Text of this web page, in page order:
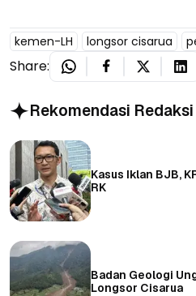
kemen-LH longsor cisarua
Share:
Rekomendasi Redaksi
Kasus Iklan BJB,
RK
Badan Geologi
Longsor Cisarua